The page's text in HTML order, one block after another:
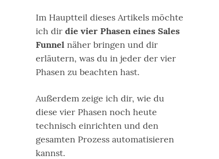
Im Hauptteil dieses Artikels möchte
ich dir die vier Phasen eines Sales
Funnelnäher bringen und dir
erläutern, was du in jeder der vier
Phasen zu beachten hast.
Außerdem zeige ich dir, wie du
diese vier Phasen noch heute
technisch einrichten und den
gesamten Prozess automatisieren
kannst.